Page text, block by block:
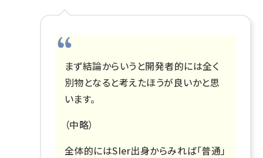
まず結論からいうと開発者的には全く
別物となると考えたほうが良いかと思
います。
（中略）
全体的にはSIer出身からみれば「普通」